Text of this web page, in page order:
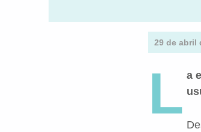
29 de abril
L a